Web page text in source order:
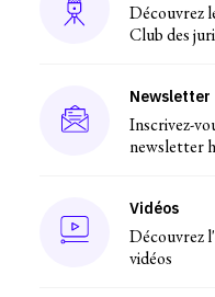
Découvrez
Club des
Newsletter
Inscrivez-
newsletter
Vidéos
Découvrez
vidéos